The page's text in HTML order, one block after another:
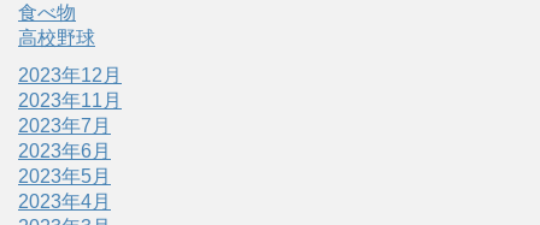
食べ物
高校野球
2023年12月
2023年11月
2023年7月
2023年6月
2023年5月
2023年4月